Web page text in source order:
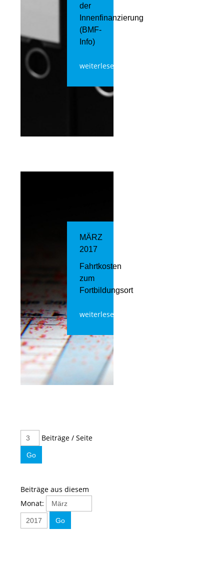
der
Innenfinanzierung
(BMF-
Info)
weiterlesen
MÄRZ
2017
Fahrtkosten
zum
Fortbildungsort
weiterlesen
Beiträge / Seite
Beiträge aus diesem
Monat: